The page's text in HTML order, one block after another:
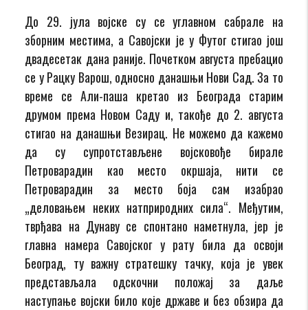
До 29. јула војске су се углавном сабрале на
зборним местима, а Савојски је у Футог стигао још
двадесетак дана раније. Почетком августа пребацио
се у Рацку Варош, односно данашњи Нови Сад. За то
време се Али-паша кретао из Београда старим
друмом према Новом Саду и, такође до 2. августа
стигао на данашњи Везирац. Не можемо да кажемо
да су супротстављене војсковође бирале
Петроварадин као место окршаја, нити се
Петроварадин за место боја сам изабрао
„деловањем неких натприродних сила“. Међутим,
тврђава на Дунаву се спонтано наметнула, јер је
главна намера Савојског у рату била да освоји
Београд, ту важну стратешку тачку, која је увек
представљала одскочни положај за даље
наступање војски било које државе и без обзира да